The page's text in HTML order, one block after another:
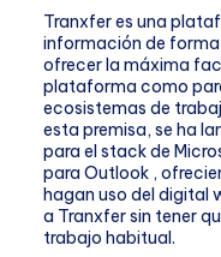
Tranxfer es una
información de forma
ofrecer la máxima
plataforma como
ecosistemas de
esta premisa, se ha
para el stack de
para Outlook ,
hagan uso del digital
a Tranxfer sin tener
trabajo habitual.